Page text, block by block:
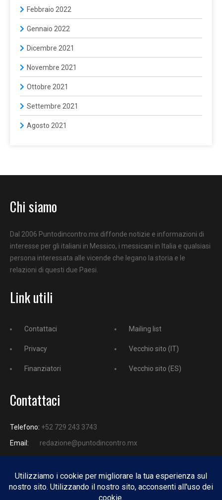
Febbraio 2022
Gennaio 2022
Dicembre 2021
Novembre 2021
Ottobre 2021
Settembre 2021
Agosto 2021
Chi siamo
Dal 2006 Puntodincontro.mx diffonde notizie e informazioni di
interesse per gli italiani in Messico, i messicani in Italia e qualsiasi
persona interessata alle vicende che legano la storia e le
relazioni di questi due Paesi.
Link utili
Contattaci
Privacy
Finanziatori
Mailing list
Vecchio sito (IT)
Vecchio sito (ES)
Contattaci
Telefono: +52 729 243 3743
Email:
redazione@puntodincontro.mx
PUNTODINCONTRO